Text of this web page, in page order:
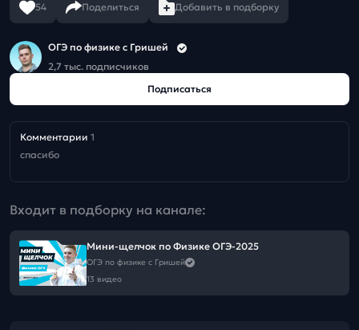
54 Поделиться Добавить в подборку
ОГЭ по физике с Гришей
2,7 тыс. подписчиков
Подписаться
Комментарии 1
спасибо
Входит в подборку на канале:
Мини-щелчок по Физике ОГЭ-2025
ОГЭ по физике с Гришей
13 видео